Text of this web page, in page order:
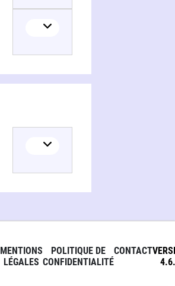
MENTIONS
LÉGALES
POLITIQUE DE
CONFIDENTIALITÉ
CONTACT